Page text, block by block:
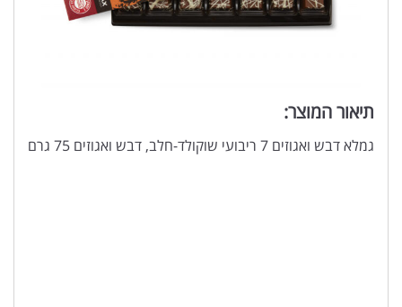
תיאור המוצר:
גמלא דבש ואגוזים 7 ריבועי שוקולד-חלב, דבש ואגוזים 75 גרם